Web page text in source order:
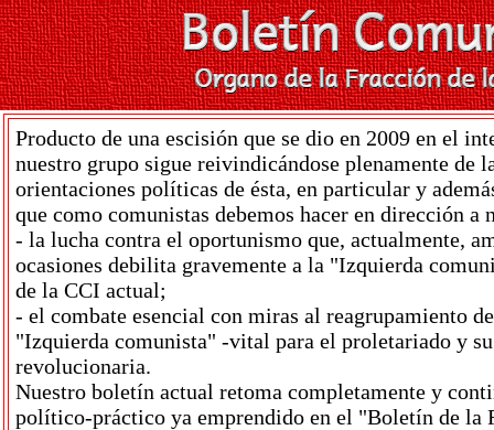
Producto de una escisión que se dio en 2009 en el
nuestro grupo sigue reivindicándose plenamente de
orientaciones políticas de ésta, en particular y
que como comunistas debemos hacer en dirección a
- la lucha contra el oportunismo que, actualmente,
ocasiones debilita gravemente a la "Izquierda
de la CCI actual;
- el combate esencial con miras al reagrupamiento
"Izquierda comunista" -vital para el proletariado y
revolucionaria.
Nuestro boletín actual retoma completamente y
político-práctico ya emprendido en el "Boletín de la